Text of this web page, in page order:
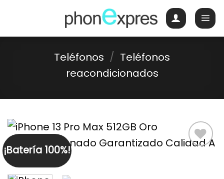
content
Teléfonos / Teléfonos
reacondicionados
¡Batería 100%!